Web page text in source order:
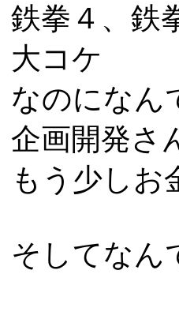
鉄拳４、鉄
大コケ
なのになん
企画開発さ
もう少しお
そしてなん